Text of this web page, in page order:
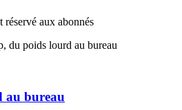
réservé aux abonnés
au bureau